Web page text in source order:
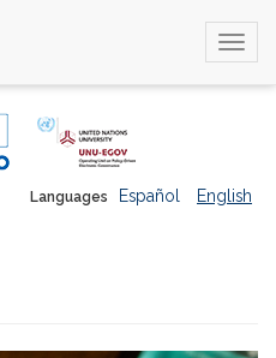
Languages Español English